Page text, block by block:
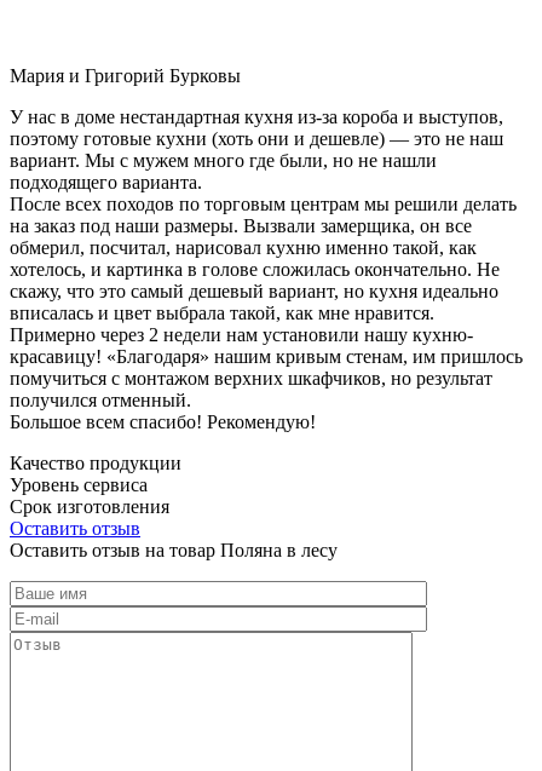
Мария и Григорий Бурковы
У нас в доме нестандартная кухня из-за короба и выступов,
поэтому готовые кухни (хоть они и дешевле) — это не наш
вариант. Мы с мужем много где были, но не нашли
подходящего варианта.
После всех походов по торговым центрам мы решили делать
на заказ под наши размеры. Вызвали замерщика, он все
обмерил, посчитал, нарисовал кухню именно такой, как
хотелось, и картинка в голове сложилась окончательно. Не
скажу, что это самый дешевый вариант, но кухня идеально
вписалась и цвет выбрала такой, как мне нравится.
Примерно через 2 недели нам установили нашу кухню-
красавицу! «Благодаря» нашим кривым стенам, им пришлось
помучиться с монтажом верхних шкафчиков, но результат
получился отменный.
Большое всем спасибо! Рекомендую!
Качество продукции
Уровень сервиса
Срок изготовления
Оставить отзыв
Оставить отзыв на товар Поляна в лесу